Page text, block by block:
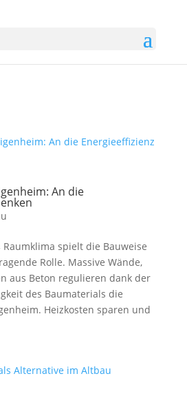
An die
spielt die Bauweise
Rolle. Massive Wände,
aus Beton regulieren dank der
des Baumaterials die
Heizkosten sparen und